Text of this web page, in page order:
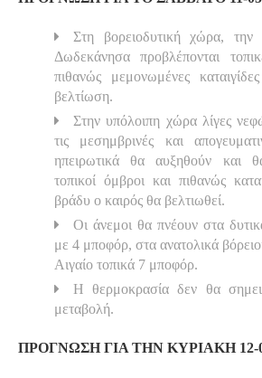
Στη βορειοδυτική χώρα,
Δωδεκάνησα προβλέπονται
πιθανώς μεμονωμένες
βελτίωση.
Στην υπόλοιπη χώρα λίγες
τις μεσημβρινές και
ηπειρωτικά θα αυξηθούν και
τοπικοί όμβροι και πιθανώς
βράδυ ο καιρός θα βελτιωθεί.
Οι άνεμοι θα πνέουν στα
με 4 μποφόρ, στα ανατολικά
Αιγαίο τοπικά 7 μποφόρ.
Η θερμοκρασία δεν θα
μεταβολή.
ΠΡΟΓΝΩΣΗ ΓΙΑ ΤΗΝ ΚΥΡΙΑΚΗ 12-